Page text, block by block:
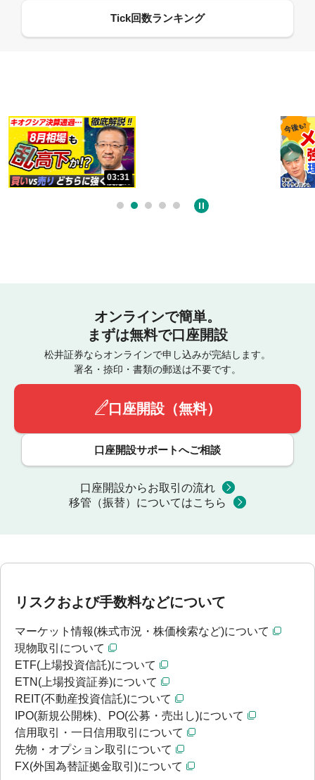
オンラインで簡単。
まずは無料で口座開設
松井証券ならオンラインで申し込みが完結します。
署名・捺印・書類の郵送は不要です。
口座開設（無料）
口座開設サポートへご相談
口座開設からお取引の流れ
移管（振替）についてはこちら
リスクおよび手数料などについて
マーケット情報(株式市況・株価検索など)について
現物取引について
ETF(上場投資信託)について
ETN(上場投資証券)について
REIT(不動産投資信託)について
IPO(新規公開株)、PO(公募・売出し)について
信用取引・一日信用取引について
先物・オプション取引について
FX(外国為替証拠金取引)について